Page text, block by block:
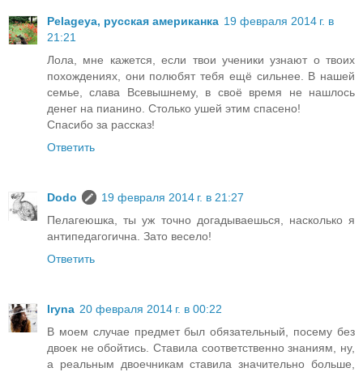
Pelageya, русская американка 19 февраля 2014 г. в
21:21
Лола, мне кажется, если твои ученики узнают о твоих
похождениях, они полюбят тебя ещё сильнее. В нашей
семье, слава Всевышнему, в своё время не нашлось
денег на пианино. Столько ушей этим спасено!
Спасибо за рассказ!
Ответить
Dodo
19 февраля 2014 г. в 21:27
Пелагеюшка, ты уж точно догадываешься, насколько я
антипедагогична. Зато весело!
Ответить
Iryna 20 февраля 2014 г. в 00:22
В моем случае предмет был обязательный, посему без
двоек не обойтись. Ставила соответственно знаниям, ну,
а реальным двоечникам ставила значительно больше,